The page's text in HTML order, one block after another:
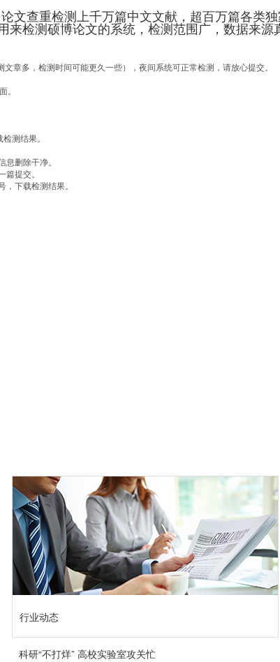
文查重检测上千万篇中文文献，超百万篇各类
来检测硕博论文的系统，检测范围广，数据来
章多，检测时间可能更久一些），夜间系统可正常检测，请放心提交。
。
测结果。
删除干净。
提交。
下载检测结果。
行业动态
科研“不打烊” 高校实验室攻关忙